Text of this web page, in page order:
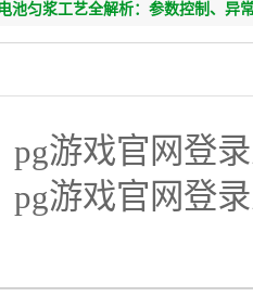
池匀浆工艺全解析：参数控制、异
pg游戏官网登
pg游戏官网登